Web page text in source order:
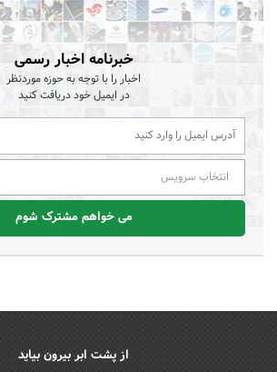
خبرنامه اخبار رسمی
اخبار را با توجه به حوزه موردنظر
در ایمیل خود دریافت کنید
انتخاب سرویس
می خواهم مشترک شوم
از پشت ابر بیرون بیاید